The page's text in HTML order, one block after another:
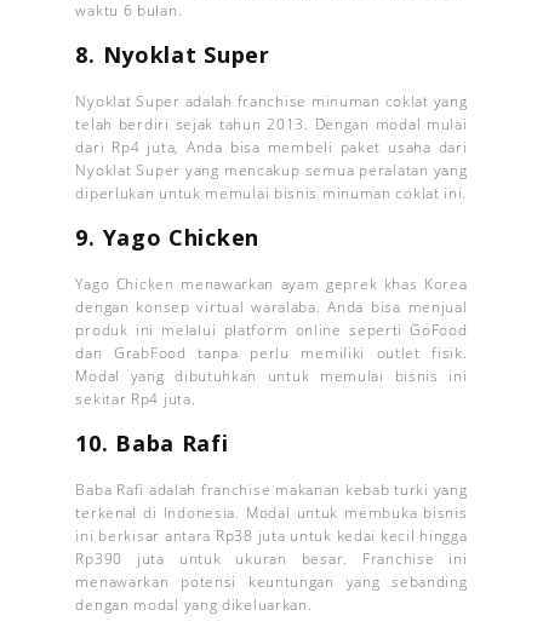
waktu 6 bulan.
8. Nyoklat Super
Nyoklat Super adalah franchise minuman coklat yang
telah berdiri sejak tahun 2013. Dengan modal mulai
dari Rp4 juta, Anda bisa membeli paket usaha dari
Nyoklat Super yang mencakup semua peralatan yang
diperlukan untuk memulai bisnis minuman coklat ini.
9. Yago Chicken
Yago Chicken menawarkan ayam geprek khas Korea
dengan konsep virtual waralaba. Anda bisa menjual
produk ini melalui platform online seperti GoFood
dan GrabFood tanpa perlu memiliki outlet fisik.
Modal yang dibutuhkan untuk memulai bisnis ini
sekitar Rp4 juta.
10. Baba Rafi
Baba Rafi adalah franchise makanan kebab turki yang
terkenal di Indonesia. Modal untuk membuka bisnis
ini berkisar antara Rp38 juta untuk kedai kecil hingga
Rp390 juta untuk ukuran besar. Franchise ini
menawarkan potensi keuntungan yang sebanding
dengan modal yang dikeluarkan.